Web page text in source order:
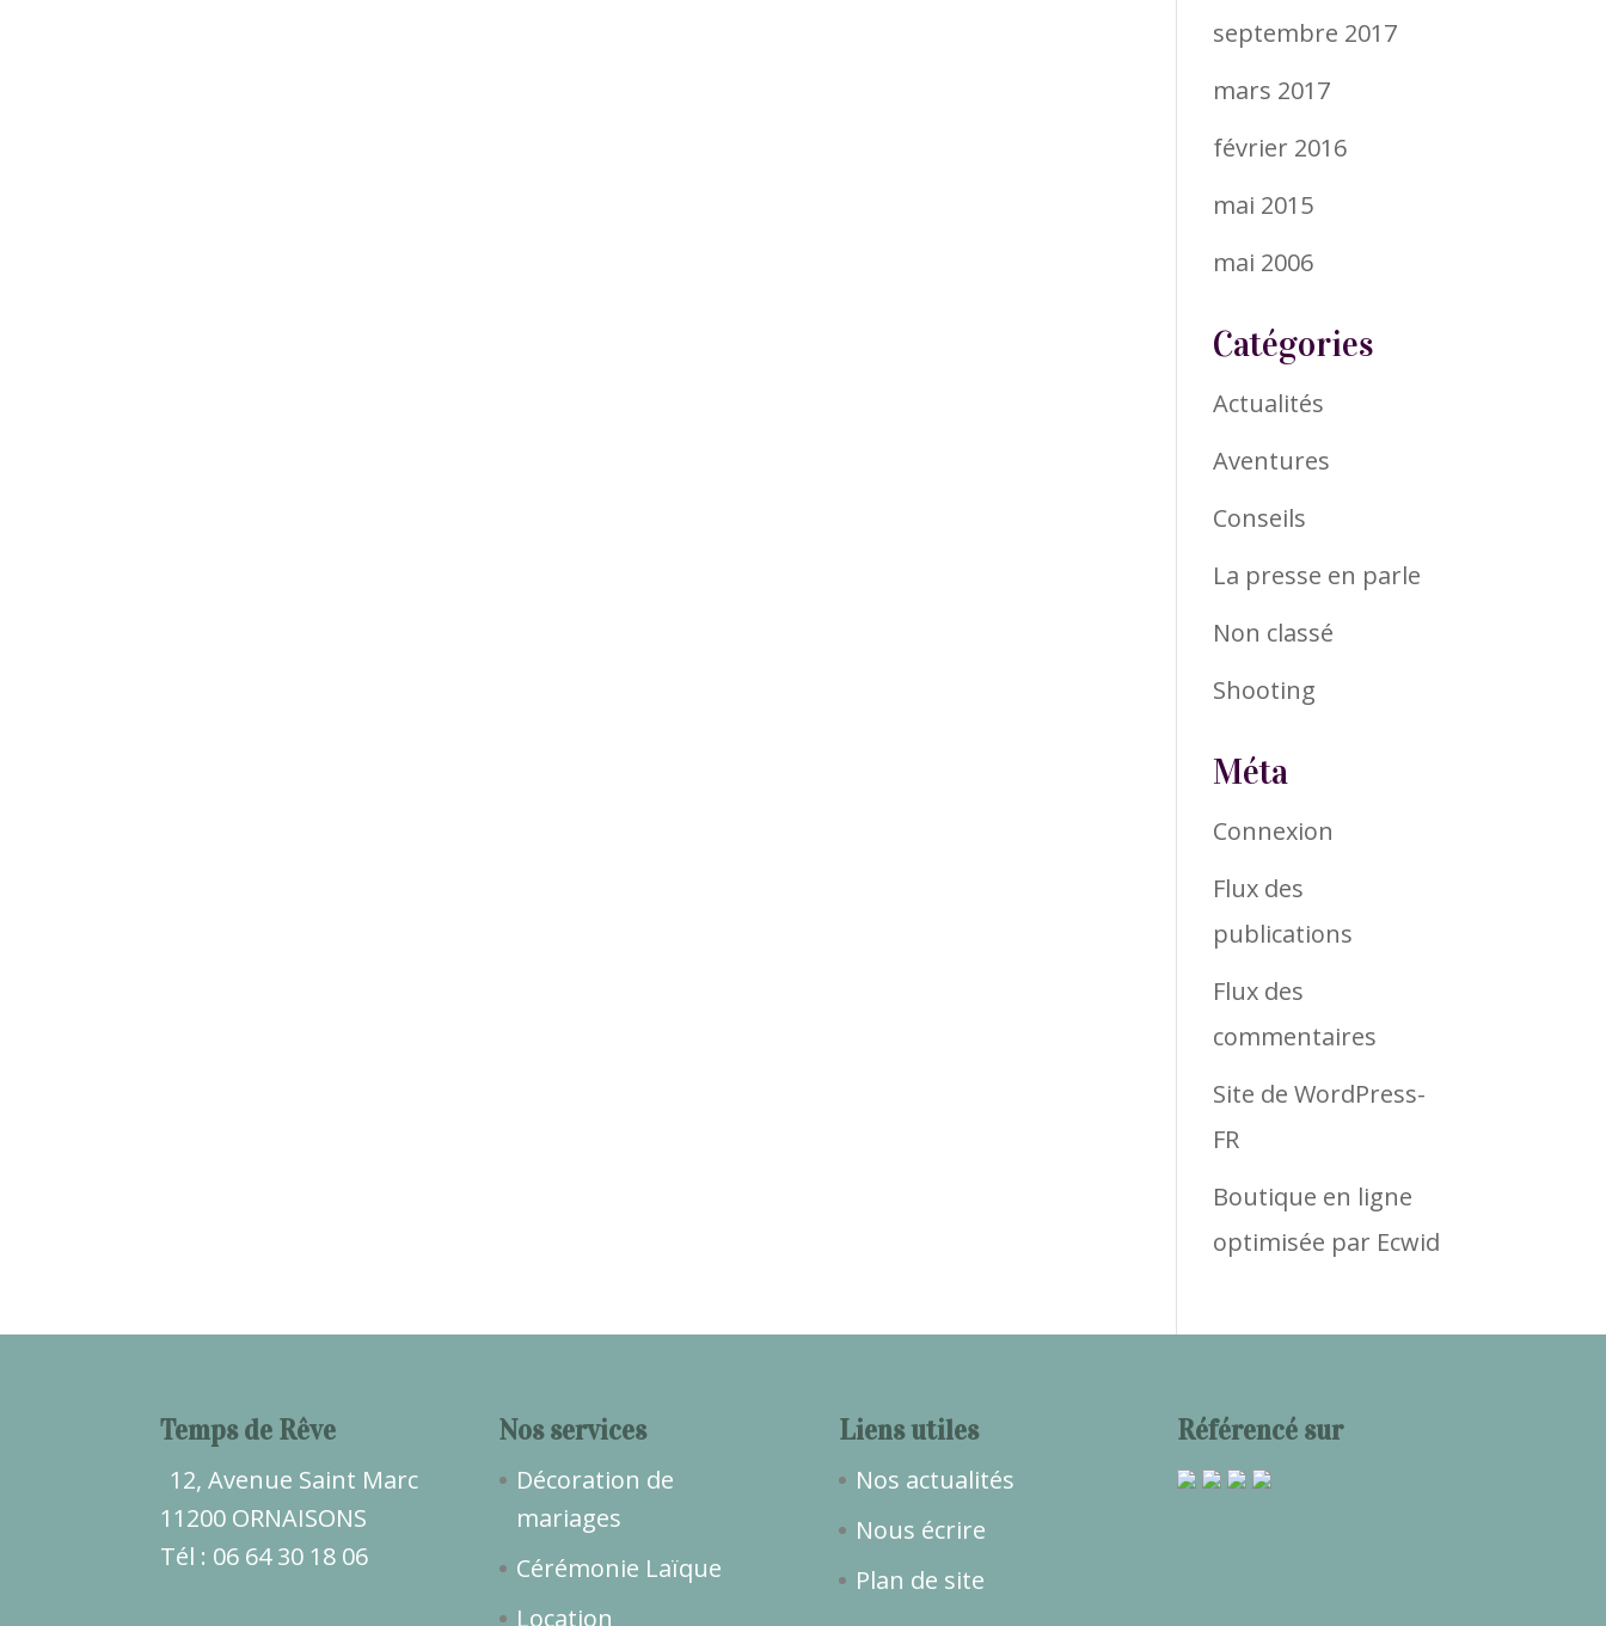
septembre 2017
mars 2017
février 2016
mai 2015
mai 2006
Catégories
Actualités
Aventures
Conseils
La presse en parle
Non classé
Shooting
Méta
Connexion
Flux des
publications
Flux des
commentaires
Site de WordPress-
FR
Boutique en ligne
optimisée par Ecwid
Temps de Rêve
12, Avenue Saint Marc
11200 ORNAISONS
Tél : 06 64 30 18 06
Nos services
Décoration de
mariages
Cérémonie Laïque
Location
Liens utiles
Nos actualités
Nous écrire
Plan de site
Référencé sur